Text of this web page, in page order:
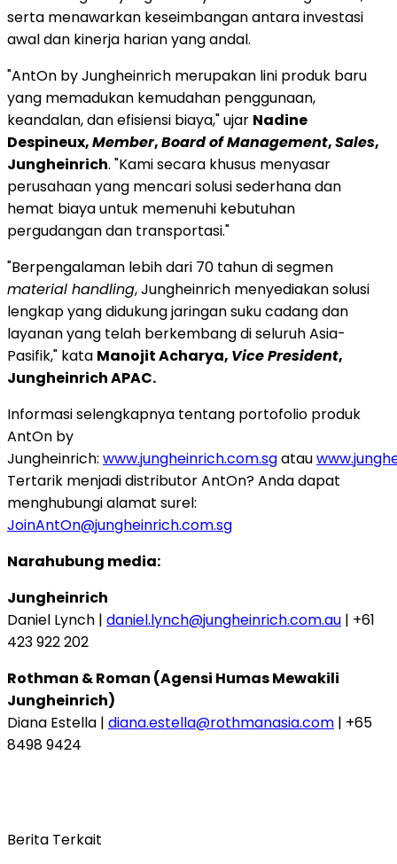
serta menawarkan keseimbangan antara investasi
awal dan kinerja harian yang andal.
"AntOn by Jungheinrich merupakan lini produk baru
yang memadukan kemudahan penggunaan,
keandalan, dan efisiensi biaya," ujar Nadine
Despineux,Member,Board of Management,Sales,
Jungheinrich. "Kami secara khusus menyasar
perusahaan yang mencari solusi sederhana dan
hemat biaya untuk memenuhi kebutuhan
pergudangan dan transportasi."
"Berpengalaman lebih dari 70 tahun di segmen
material handling, Jungheinrich menyediakan solusi
lengkap yang didukung jaringan suku cadang dan
layanan yang telah berkembang di seluruh Asia-
Pasifik," kata Manojit Acharya, Vice President,
Jungheinrich APAC.
Informasi selengkapnya tentang portofolio produk
AntOn by
Jungheinrich: www.jungheinrich.com.sgatau
Tertarik menjadi distributor AntOn? Anda dapat
menghubungi alamat surel:
JoinAntOn@jungheinrich.com.sg
Narahubung media:
Jungheinrich
Daniel Lynch | daniel.lynch@jungheinrich.com.au | +61
423 922 202
Rothman & Roman (Agensi Humas Mewakili
Jungheinrich)
Diana Estella | diana.estella@rothmanasia.com | +65
8498 9424
Berita Terkait